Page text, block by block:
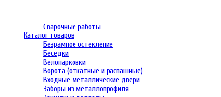
Сварочные работы
Каталог товаров
Безрамное остекление
Беседки
Велопарковки
Ворота (откатные и распашные)
Входные металлические двери
Заборы из металлопрофиля